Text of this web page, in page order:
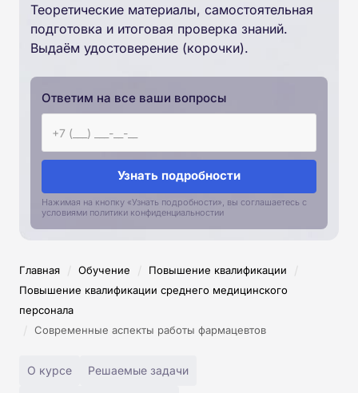
Теоретические материалы, самостоятельная
подготовка и итоговая проверка знаний.
Выдаём удостоверение (корочки).
Ответим на все ваши вопросы
Узнать подробности
Нажимая на кнопку «Узнать подробности», вы соглашаетесь с
условиями политики конфиденциальностии
Главная / Обучение / Повышение квалификации /
Повышение квалификации среднего медицинского
персонала
/ Современные аспекты работы фармацевтов
О курсе Решаемые задачи